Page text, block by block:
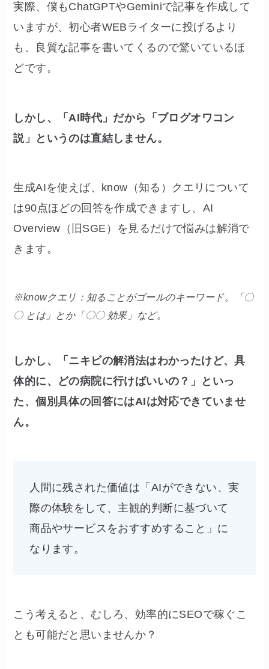
実際、僕もChatGPTやGeminiで記事を作成して
いますが、初心者WEBライターに投げるより
も、良質な記事を書いてくるので驚いているほ
どです。
しかし、「AI時代」だから「ブログオワコン
説」というのは直結しません。
生成AIを使えば、know（知る）クエリについて
は90点ほどの回答を作成できますし、AI
Overview（旧SGE）を見るだけで悩みは解消で
きます。
※knowクエリ：知ることがゴールのキーワード。「〇
〇 とは」とか「〇〇 効果」など。
しかし、「ニキビの解消法はわかったけど、具
体的に、どの病院に行けばいいの？」といっ
た、個別具体の回答にはAIは対応できていませ
ん。
人間に残された価値は「AIができない、実
際の体験をして、主観的判断に基づいて
商品やサービスをおすすめすること」に
なります。
こう考えると、むしろ、効率的にSEOで稼ぐこ
とも可能だと思いませんか？